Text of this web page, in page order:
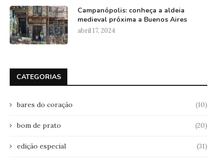
Campanópolis: conheça a aldeia
medieval próxima a Buenos Aires
abril 17, 2024
CATEGORIAS
bares do coração (10)
bom de prato (20)
edição especial (31)